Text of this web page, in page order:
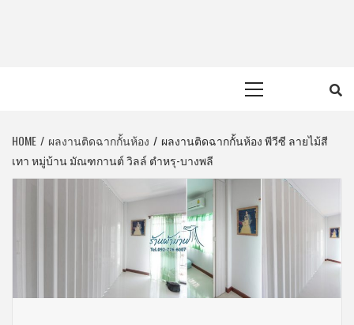
HOME ผลงานติดฉากกั้นห้อง
ผลงานติดฉากกั้นห้อง พีวีซี ลายไม้สี
เทา หมู่บ้าน มัณฑกานต์ วิลล์ ตำหรุ-บางพลี